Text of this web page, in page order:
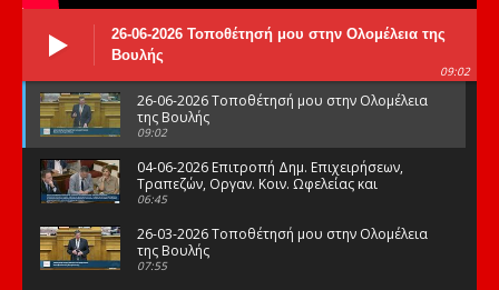
26-06-2026 Τοποθέτησή μου στην Ολομέλεια της
Βουλής
09:02
26-06-2026 Τοποθέτησή μου στην Ολομέλεια
της Βουλής
09:02
04-06-2026 Επιτροπή Δημ. Επιχειρήσεων,
Τραπεζών, Οργαν. Κοιν. Ωφελείας και
Φορέων Κοινων. Ασφάλισης
06:45
26-03-2026 Τοποθέτησή μου στην Ολομέλεια
της Βουλής
07:55